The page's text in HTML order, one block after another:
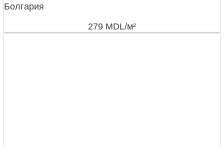
Болгария
279 MDL/м²